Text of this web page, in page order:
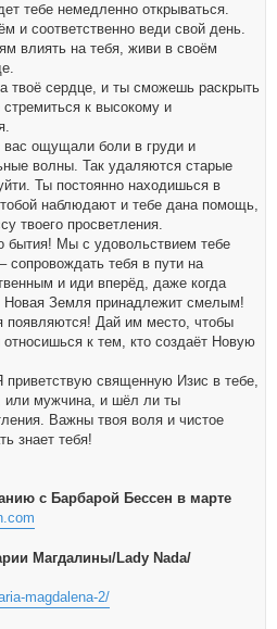
тебе немедленно открываться.
и соответственно веди свой день.
влиять на тебя, живи в своём
твоё сердце, и ты сможешь раскрыть
к высокому и
вас ощущали боли в груди и
волны. Так удаляются старые
Ты постоянно находишься в
наблюдают и тебе дана помощь,
твоего просветления.
бытия! Мы с удовольствием тебе
сопровождать тебя в пути на
и иди вперёд, даже когда
Новая Земля принадлежит смелым!
появляются! Дай им место, чтобы
к тем, кто создаёт Новую
священную Изис в тебе,
или мужчина, и шёл ли ты
Важны твоя воля и чистое
знает тебя!
с Барбарой Бессен в марте
Магдалины/Lady Nada/
magdalena-2/